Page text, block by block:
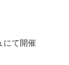
にて開催